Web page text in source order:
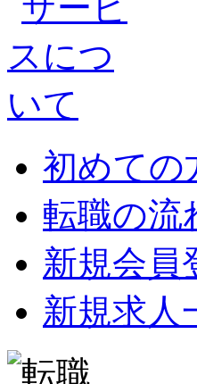
初めての
転職の流
新規会員
新規求人